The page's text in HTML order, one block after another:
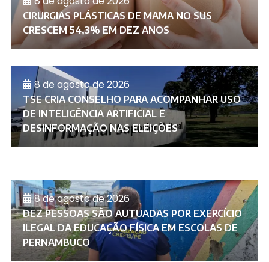
CIRURGIAS PLÁSTICAS DE MAMA NO SUS
CRESCEM 54,3% EM DEZ ANOS
8 de agosto de 2026
TSE CRIA CONSELHO PARA ACOMPANHAR USO
DE INTELIGÊNCIA ARTIFICIAL E
DESINFORMAÇÃO NAS ELEIÇÕES
8 de agosto de 2026
DEZ PESSOAS SÃO AUTUADAS POR EXERCÍCIO
ILEGAL DA EDUCAÇÃO FÍSICA EM ESCOLAS DE
PERNAMBUCO